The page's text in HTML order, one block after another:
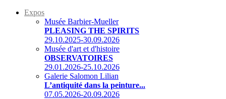
Expos
Musée Barbier-Mueller
PLEASING THE SPIRITS
29.10.2025-30.09.2026
Musée d'art et d'histoire
OBSERVATOIRES
29.01.2026-25.10.2026
Galerie Salomon Lilian
L’antiquité dans la peinture...
07.05.2026-20.09.2026